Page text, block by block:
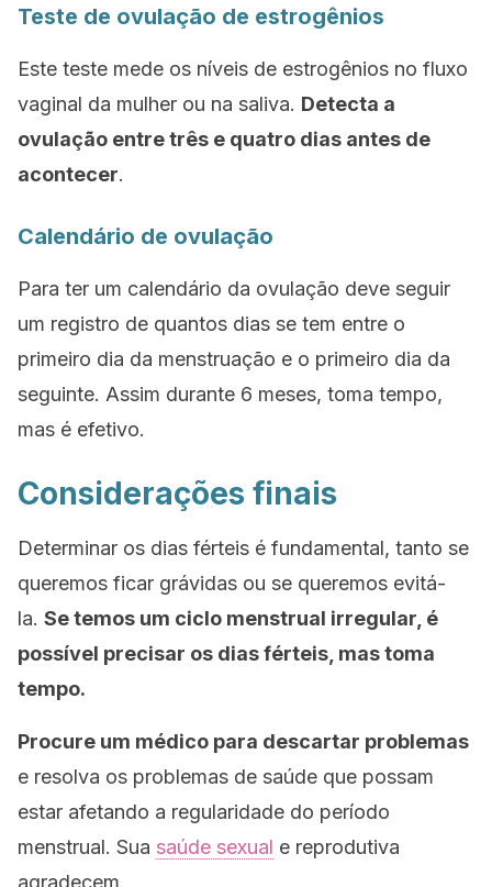
Teste de ovulação de estrogênios
Este teste mede os níveis de estrogênios no fluxo
vaginal da mulher ou na saliva. Detecta a
ovulação entre três e quatro dias antes de
acontecer.
Calendário de ovulação
Para ter um calendário da ovulação deve seguir
um registro de quantos dias se tem entre o
primeiro dia da menstruação e o primeiro dia da
seguinte. Assim durante 6 meses, toma tempo,
mas é efetivo.
Considerações finais
Determinar os dias férteis é fundamental, tanto se
queremos ficar grávidas ou se queremos evitá-
la. Se temos um ciclo menstrual irregular, é
possível precisar os dias férteis, mas toma
tempo.
Procure um médico para descartar problemas
e resolva os problemas de saúde que possam
estar afetando a regularidade do período
menstrual. Sua saúde sexual e reprodutiva
agradecem.